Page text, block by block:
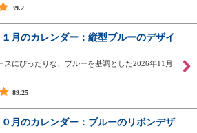
39.2
月のカレンダー：縦型ブルーのデザイ
スにぴったりな、ブルーを基調とした2026年11月
89.25
０月のカレンダー：ブルーのリボンデザ